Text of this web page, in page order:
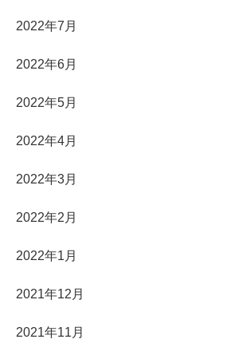
2022年7月
2022年6月
2022年5月
2022年4月
2022年3月
2022年2月
2022年1月
2021年12月
2021年11月